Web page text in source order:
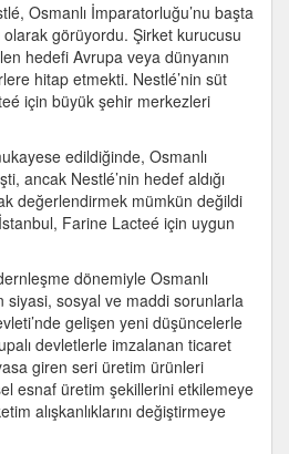
Osmanlı İmparatorluğu’nu başta
görüyordu. Şirket kurucusu
hedefi Avrupa veya dünyanın
hitap etmekti. Nestlé’nin süt
için büyük şehir merkezleri
edildiğinde, Osmanlı
ancak Nestlé’nin hedef aldığı
değerlendirmek mümkün değildi
Farine Lacteé için uygun
dönemiyle Osmanlı
siyasi, sosyal ve maddi sorunlarla
gelişen yeni düşüncelerle
devletlerle imzalanan ticaret
giren seri üretim ürünleri
esnaf üretim şekillerini etkilemeye
alışkanlıklarını değiştirmeye